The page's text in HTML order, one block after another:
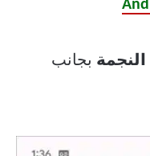
النجمة بجانب